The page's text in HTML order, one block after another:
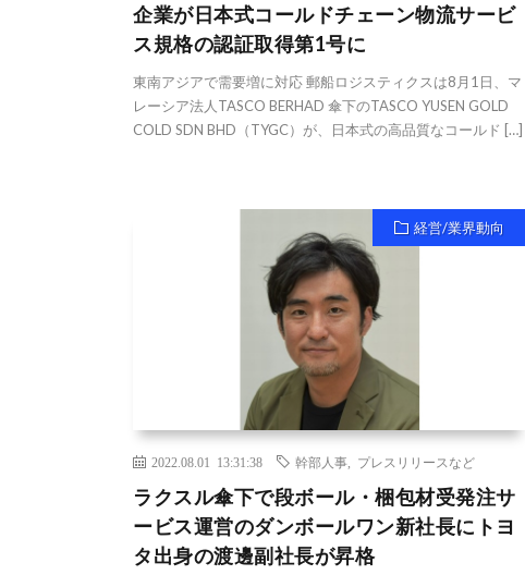
企業が日本式コールドチェーン物流サービ
ス規格の認証取得第1号に
東南アジアで需要増に対応 郵船ロジスティクスは8月1日、マ
レーシア法人TASCO BERHAD 傘下のTASCO YUSEN GOLD
COLD SDN BHD（TYGC）が、日本式の高品質なコールド […]
経営/業界動向
2022.08.01 13:31:38 幹部人事 プレスリリースなど
ラクスル傘下で段ボール・梱包材受発注サ
ービス運営のダンボールワン新社長にトヨ
タ出身の渡邊副社長が昇格